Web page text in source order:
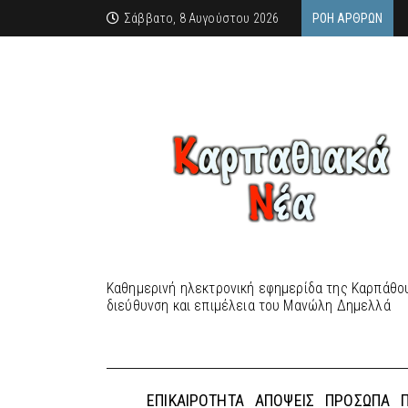
Σάββατο, 8 Αυγούστου 2026 ΡΟΉ ΆΡΘΡΩΝ
Καθημερινή ηλεκτρονική εφημερίδα της
διεύθυνση και επιμέλεια του Μανώλη Δημελλά
ΕΠΙΚΑΙΡΌΤΗΤΑ ΑΠΌΨΕΙΣ ΠΡΌΣΩΠΑ